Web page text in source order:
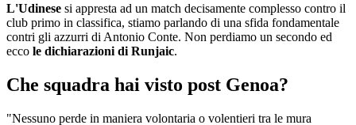
L'Udinese si appresta ad un match decisamente complesso contro il
club primo in classifica, stiamo parlando di una sfida fondamentale
contri gli azzurri di Antonio Conte. Non perdiamo un secondo ed
ecco le dichiarazioni di Runjaic.
Che squadra hai visto post Genoa?
"Nessuno perde in maniera volontaria o volentieri tra le mura